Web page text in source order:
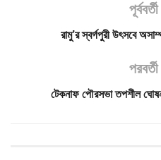
রামু’র স্বর্গপুরী উৎসবে
টেকনাফ পৌরসভা তপশীল